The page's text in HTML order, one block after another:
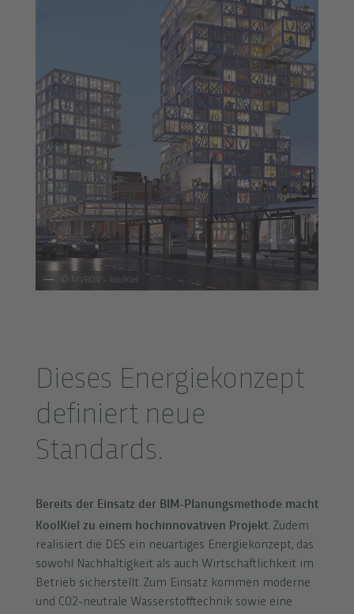
© MVRDV - KoolKiel
Dieses Energiekonzept
definiert neue
Standards.
Bereits der Einsatz der BIM-Planungsmethode macht
KoolKiel zu einem hochinnovativen Projekt.Zudem
realisiert die DES ein neuartiges Energiekonzept, das
sowohl Nachhaltigkeit als auch Wirtschaftlichkeit im
Betrieb sicherstellt. Zum Einsatz kommen moderne
und CO2-neutrale Wasserstofftechnik sowie eine